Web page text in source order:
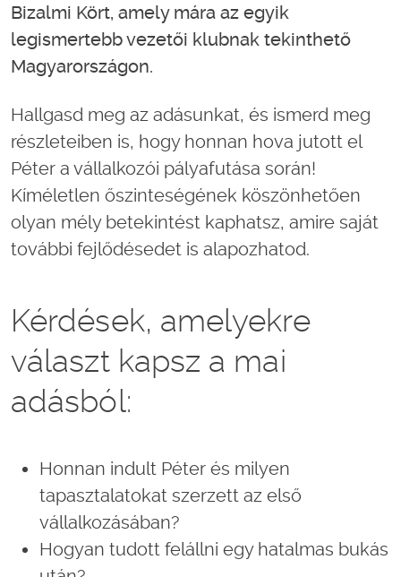
Bizalmi Kört, amely mára az egyik
legismertebb vezetői klubnak tekinthető
Magyarországon.
Hallgasd meg az adásunkat, és ismerd meg
részleteiben is, hogy honnan hova jutott el
Péter a vállalkozói pályafutása során!
Kíméletlen őszinteségének köszönhetően
olyan mély betekintést kaphatsz, amire saját
további fejlődésedet is alapozhatod.
Kérdések, amelyekre
választ kapsz a mai
adásból:
Honnan indult Péter és milyen
tapasztalatokat szerzett az első
vállalkozásában?
Hogyan tudott felállni egy hatalmas bukás